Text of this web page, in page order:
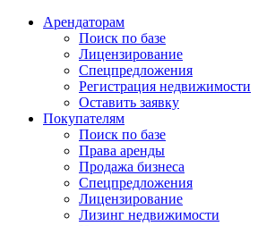
Арендаторам
Поиск по базе
Лицензирование
Спецпредложения
Регистрация недвижимости
Оставить заявку
Покупателям
Поиск по базе
Права аренды
Продажа бизнеса
Спецпредложения
Лицензирование
Лизинг недвижимости